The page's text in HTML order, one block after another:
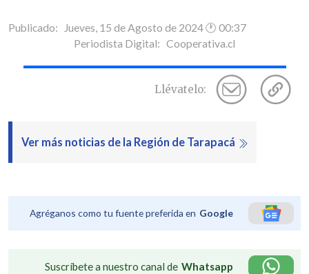
Publicado: Jueves, 15 de Agosto de 2024 🕐 00:37
Periodista Digital: Cooperativa.cl
Llévatelo:
Ver más noticias de la Región de Tarapacá
Agréganos como tu fuente preferida en Google
Suscríbete a nuestro canal de Whatsapp